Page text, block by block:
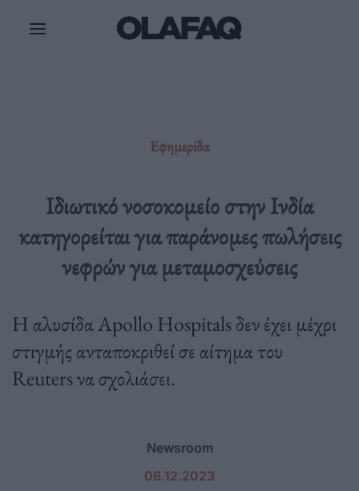
Εφημερίδα
Ιδιωτικό νοσοκομείο στην Ινδία
κατηγορείται για παράνομες πωλήσεις
νεφρών για μεταμοσχεύσεις
Η αλυσίδα Apollo Hospitals δεν έχει μέχρι
στιγμής ανταποκριθεί σε αίτημα του
Reuters να σχολιάσει.
Newsroom
06.12.2023